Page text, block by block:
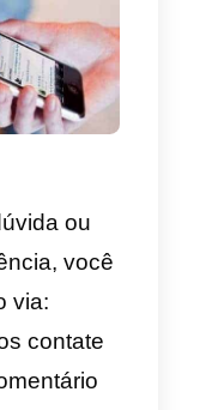
Callbell,
site?
no seu site
a estes três